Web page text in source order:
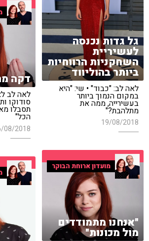
גל גדות נכנסה
לעשיריית
השחקניות הרווחיות
ביותר בהוליווד
לאה לב: "כבוד" • שי: "היא
במקום הנמוך ביותר
בעשירייה, ממה את
מתלהבת?"
19/08/2018
דקה
לאה לב
סודוקו
תסבלו
הכל"
08/2018
מועדון ארוחת הבוקר
"אנחנו מתמודדים
מול מכונות"